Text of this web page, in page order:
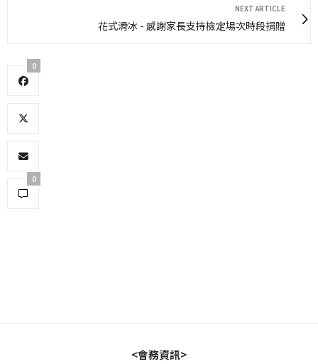
NEXT ARTICLE
花式滑冰 - 感謝家長支持檢定場次時段捐贈
0
0
<會務資訊>